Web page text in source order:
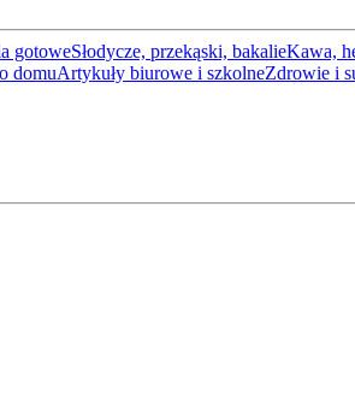
gotoweSłodycze, przekąski, bakalieKawa,
domuArtykuły biurowe i szkolneZdrowie i